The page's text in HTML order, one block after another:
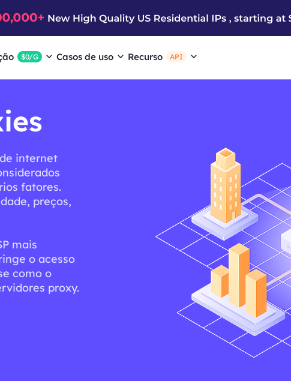
$0/G Casos de uso Recurso API
internet
fatores.
preços,
mais
o acesso
como o
proxy.